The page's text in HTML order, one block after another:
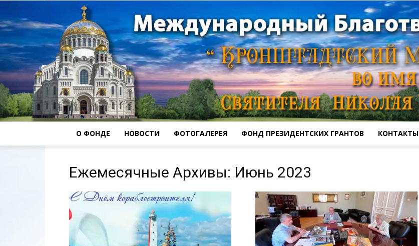
Морской
О ФОНДЕ НОВОСТИ ФОТОГАЛЕРЕЯ ФОНД ПРЕЗИДЕНТСКИХ ГРАНТОВ КОНТАКТЫ
Ежемесячные Архивы: Июнь 2023